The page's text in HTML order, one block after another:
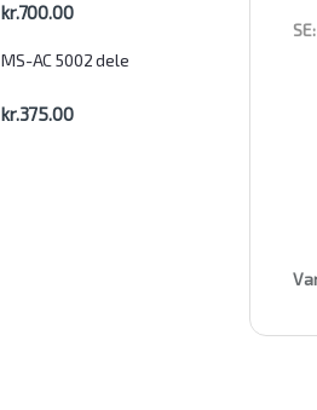
SE:
kr.700.00
MS-AC 5002 dele
kr.375.00